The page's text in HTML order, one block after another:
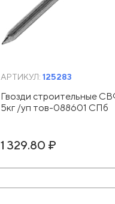
АРТИКУЛ: 125283
Гвозди строительные
5кг /уп тов-088601 СПб
1 329.80 ₽